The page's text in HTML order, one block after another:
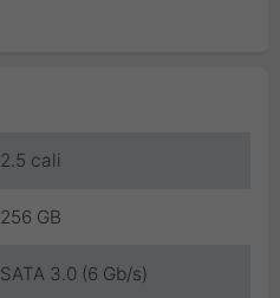
2.5 cali
256 GB
SATA 3.0 (6 Gb/s)